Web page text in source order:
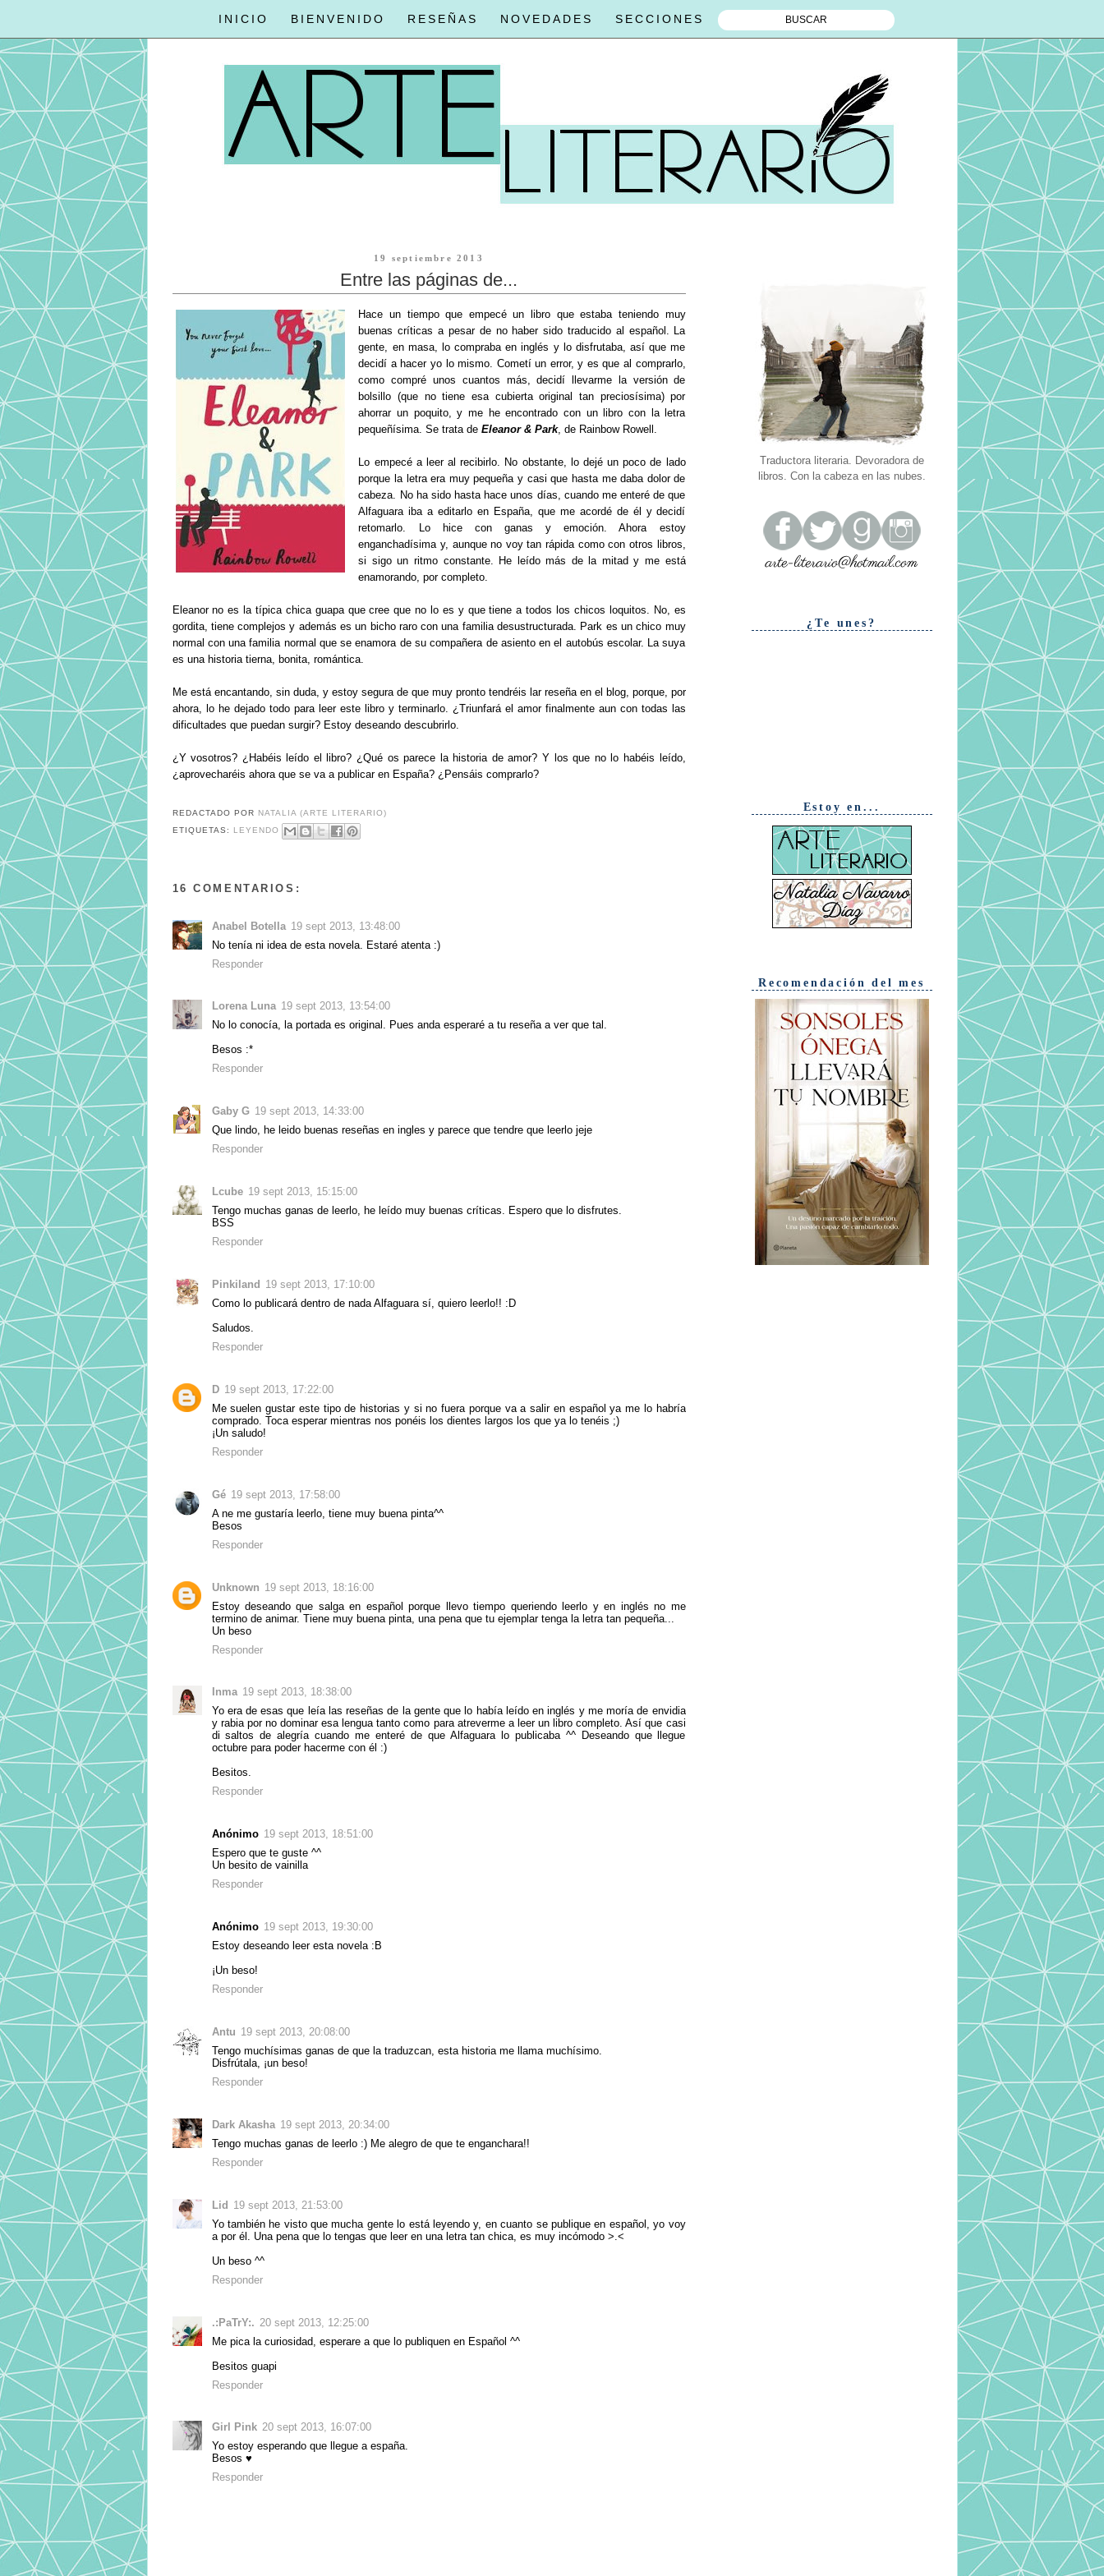
INICIO BIENVENIDO RESEÑAS NOVEDADES SECCIONES
19 septiembre 2013
Entre las páginas de...
Hace un tiempo que empecé un libro que estaba teniendo muy
buenas críticas a pesar de no haber sido traducido al español. La
gente, en masa, lo compraba en inglés y lo disfrutaba, así que me
decidí a hacer yo lo mismo. Cometí un error, y es que al comprarlo,
como compré unos cuantos más, decidí llevarme la versión de
bolsillo (que no tiene esa cubierta original tan preciosísima) por
ahorrar un poquito, y me he encontrado con un libro con la letra
pequeñísima. Se trata deEleanor & Park, de Rainbow Rowell.
Lo empecé a leer al recibirlo. No obstante, lo dejé un poco de lado
porque la letra era muy pequeña y casi que hasta me daba dolor de
cabeza. No ha sido hasta hace unos días, cuando me enteré de que
Alfaguara iba a editarlo en España, que me acordé de él y decidí
retomarlo. Lo hice con ganas y emoción. Ahora estoy
enganchadísima y, aunque no voy tan rápida como con otros libros,
si sigo un ritmo constante. He leído más de la mitad y me está
enamorando, por completo.
Eleanor no es la típica chica guapa que cree que no lo es y que tiene a todos los chicos loquitos. No, es
gordita, tiene complejos y además es un bicho raro con una familia desustructurada. Park es un chico muy
normal con una familia normal que se enamora de su compañera de asiento en el autobús escolar. La suya
es una historia tierna, bonita, romántica.
Me está encantando, sin duda, y estoy segura de que muy pronto tendréis lar reseña en el blog, porque, por
ahora, lo he dejado todo para leer este libro y terminarlo. ¿Triunfará el amor finalmente aun con todas las
dificultades que puedan surgir? Estoy deseando descubrirlo.
¿Y vosotros? ¿Habéis leído el libro? ¿Qué os parece la historia de amor? Y los que no lo habéis leído,
¿aprovecharéis ahora que se va a publicar en España? ¿Pensáis comprarlo?
REDACTADO POR NATALIA (ARTE LITERARIO)
ETIQUETAS:
LEYENDO
16 COMENTARIOS:
Anabel Botella 19 sept 2013, 13:48:00
No tenía ni idea de esta novela. Estaré atenta :)
Responder
Lorena Luna 19 sept 2013, 13:54:00
No lo conocía, la portada es original. Pues anda esperaré a tu reseña a ver que tal.
Besos :*
Responder
Gaby G 19 sept 2013, 14:33:00
Que lindo, he leido buenas reseñas en ingles y parece que tendre que leerlo jeje
Responder
Lcube 19 sept 2013, 15:15:00
Tengo muchas ganas de leerlo, he leído muy buenas críticas. Espero que lo disfrutes.
BSS
Responder
Pinkiland 19 sept 2013, 17:10:00
Como lo publicará dentro de nada Alfaguara sí, quiero leerlo!! :D
Saludos.
Responder
D 19 sept 2013, 17:22:00
Me suelen gustar este tipo de historias y si no fuera porque va a salir en español ya me lo habría
comprado. Toca esperar mientras nos ponéis los dientes largos los que ya lo tenéis ;)
¡Un saludo!
Responder
Gé 19 sept 2013, 17:58:00
A ne me gustaría leerlo, tiene muy buena pinta^^
Besos
Responder
Unknown 19 sept 2013, 18:16:00
Estoy deseando que salga en español porque llevo tiempo queriendo leerlo y en inglés no me
termino de animar. Tiene muy buena pinta, una pena que tu ejemplar tenga la letra tan pequeña...
Un beso
Responder
Inma 19 sept 2013, 18:38:00
Yo era de esas que leía las reseñas de la gente que lo había leído en inglés y me moría de envidia
y rabia por no dominar esa lengua tanto como para atreverme a leer un libro completo. Así que casi
di saltos de alegría cuando me enteré de que Alfaguara lo publicaba ^^ Deseando que llegue
octubre para poder hacerme con él :)
Besitos.
Responder
Anónimo 19 sept 2013, 18:51:00
Espero que te guste ^^
Un besito de vainilla
Responder
Anónimo 19 sept 2013, 19:30:00
Estoy deseando leer esta novela :B
¡Un beso!
Responder
Antu 19 sept 2013, 20:08:00
Tengo muchísimas ganas de que la traduzcan, esta historia me llama muchísimo.
Disfrútala, ¡un beso!
Responder
Dark Akasha 19 sept 2013, 20:34:00
Tengo muchas ganas de leerlo :) Me alegro de que te enganchara!!
Responder
Lid 19 sept 2013, 21:53:00
Yo también he visto que mucha gente lo está leyendo y, en cuanto se publique en español, yo voy
a por él. Una pena que lo tengas que leer en una letra tan chica, es muy incómodo >.<
Un beso ^^
Responder
.:PaTrY:. 20 sept 2013, 12:25:00
Me pica la curiosidad, esperare a que lo publiquen en Español ^^
Besitos guapi
Responder
Girl Pink 20 sept 2013, 16:07:00
Yo estoy esperando que llegue a españa.
Besos ♥
Responder
Traductora literaria. Devoradora de
libros. Con la cabeza en las nubes.
¿Te unes?
Estoy en...
Recomendación del mes